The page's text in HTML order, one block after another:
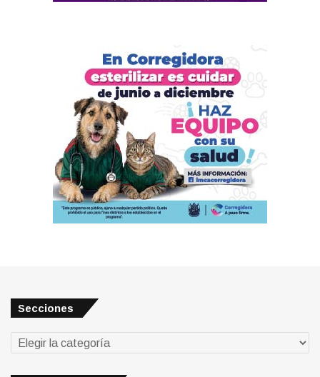
Secciones
Secciones